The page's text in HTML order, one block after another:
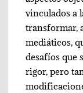
vinculados a
transformar,
mediáticos,
desafíos que
rigor, pero